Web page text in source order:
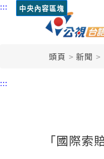
::: 中央內容區塊
頭頁 新聞
:::
「國際索